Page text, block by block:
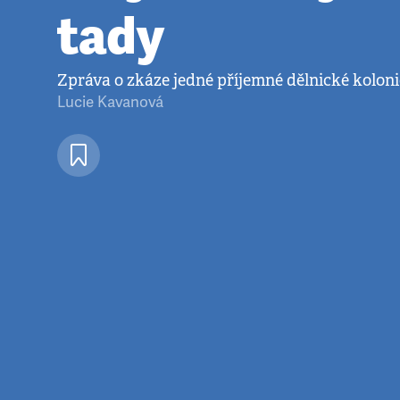
tady
Zpráva o zkáze jedné příjemné dělnické
Lucie Kavanová